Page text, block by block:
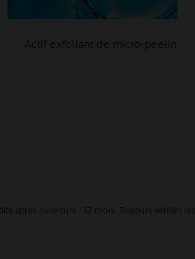
Actif exfoliant de micro-peeling
après ouverture : 12 mois. Toujours vérifier les